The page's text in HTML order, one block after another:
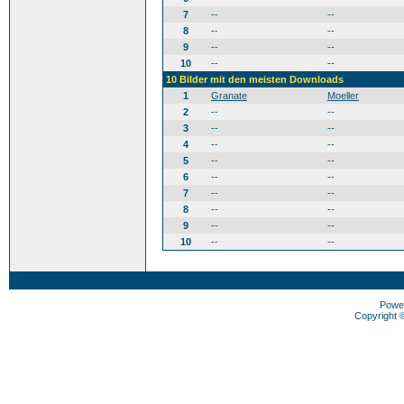
7
--
--
8
--
--
9
--
--
10
--
--
10 Bilder mit den meisten Downloads
1
Granate
Moeller
2
--
--
3
--
--
4
--
--
5
--
--
6
--
--
7
--
--
8
--
--
9
--
--
10
-- --
Copyright